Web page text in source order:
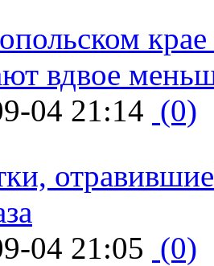
вдвое
04 21:14 (0)
04 21:05 (0)